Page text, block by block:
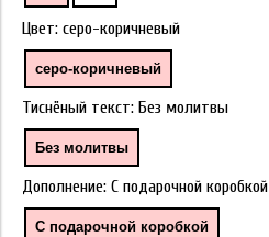
Цвет: серо-коричневый
серо-коричневый
Тиснёный текст: Без молитвы
Без молитвы
Дополнение: С подарочной коробкой
С подарочной коробкой